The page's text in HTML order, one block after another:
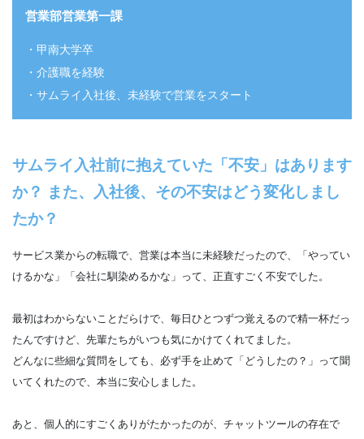
営業部営業第一課
・甲南大学卒
・介護職を経験
・サムライ入社後、未経験で営業をスタート
サムライ入社前に抱えていた「不安」はあります
か？ また、入社後、その不安はどう変化しまし
たか？
サービス業からの転職で、営業は本当に未経験だったので、「やってい
けるかな」「会社に馴染めるかな」って、正直すごく不安でした。
最初はわからないことだらけで、毎日ひとつずつ覚えるので精一杯だっ
たんですけど、先輩たちがいつも気にかけてくれてました。
どんなに些細な質問をしても、必ず手を止めて「どうしたの？」って聞
いてくれたので、本当に安心しました。
あと、個人的にすごくありがたかったのが、チャットツールの存在で